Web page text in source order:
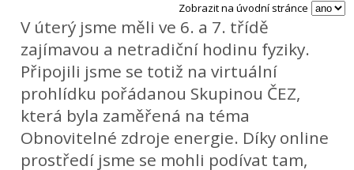
Zobrazit na úvodní stránce
V úterý jsme měli ve 6. a 7. třídě
zajímavou a netradiční hodinu fyziky.
Připojili jsme se totiž na virtuální
prohlídku pořádanou Skupinou ČEZ,
která byla zaměřená na téma
Obnovitelné zdroje energie. Díky online
prostředí jsme se mohli podívat tam,